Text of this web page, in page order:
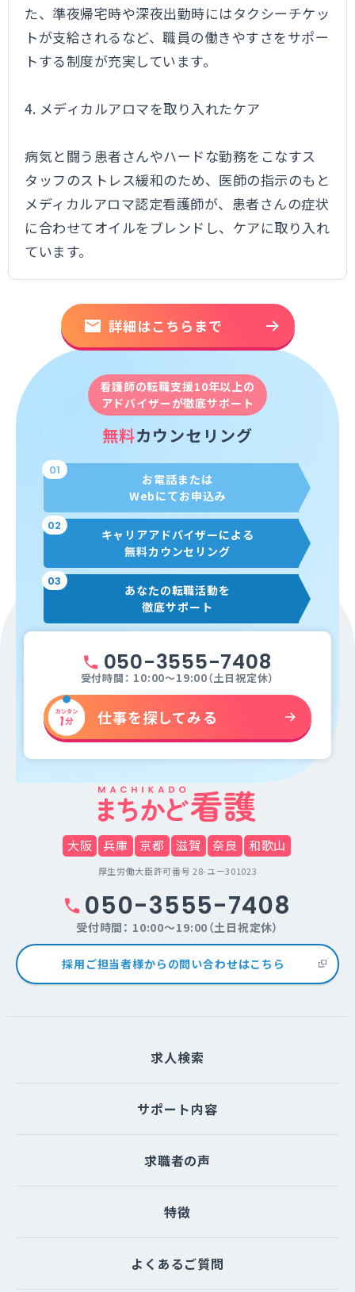
た、準夜帰宅時や深夜出勤時にはタクシーチケッ
トが支給されるなど、職員の働きやすさをサポー
トする制度が充実しています。
4. メディカルアロマを取り入れたケア
病気と闘う患者さんやハードな勤務をこなすス
タッフのストレス緩和のため、医師の指示のもと
メディカルアロマ認定看護師が、患者さんの症状
に合わせてオイルをブレンドし、ケアに取り入れ
ています。
詳細はこちらまで
看護師の転職支援10年以上の
アドバイザーが徹底サポート
無料カウンセリング
01
お電話または
Webにてお申込み
02
キャリアアドバイザーによる
無料カウンセリング
03
あなたの転職活動を
徹底サポート
050-3555-7408
受付時間： 10:00～19:00（土日祝定休）
仕事を探してみる
大阪 兵庫 京都 滋賀 奈良 和歌山
厚生労働大臣許可番号 28-ユー301023
050-3555-7408
受付時間： 10:00～19:00（土日祝定休）
採用ご担当者様からの問い合わせはこちら
求人検索
サポート内容
求職者の声
特徴
よくあるご質問